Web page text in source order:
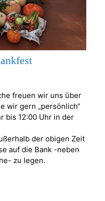
freuen wir uns über
wir gern „persönlich“
bis 12:00 Uhr in der
der obigen Zeit
auf die Bank -neben
zu legen.